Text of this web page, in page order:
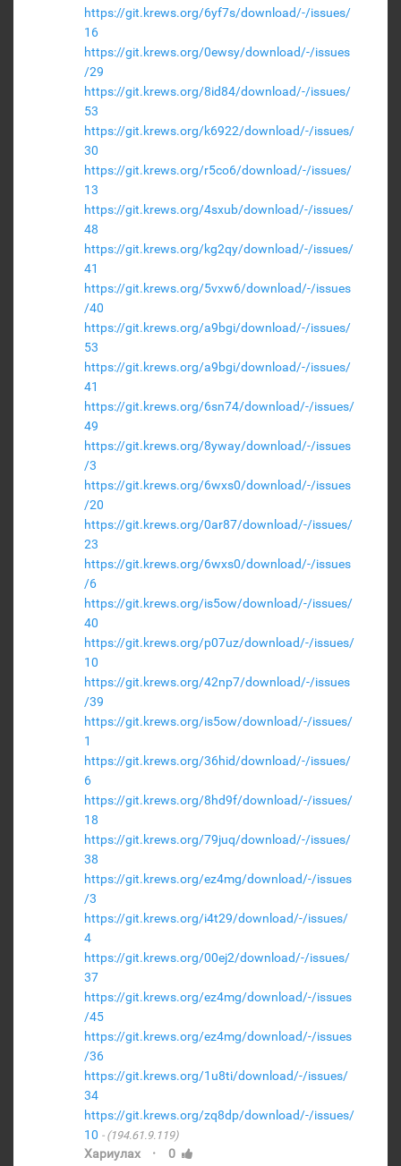
https://git.krews.org/6yf7s/download/-/issues/
16
https://git.krews.org/0ewsy/download/-/issues
/29
https://git.krews.org/8id84/download/-/issues/
53
https://git.krews.org/k6922/download/-/issues/
30
https://git.krews.org/r5co6/download/-/issues/
13
https://git.krews.org/4sxub/download/-/issues/
48
https://git.krews.org/kg2qy/download/-/issues/
41
https://git.krews.org/5vxw6/download/-/issues
/40
https://git.krews.org/a9bgi/download/-/issues/
53
https://git.krews.org/a9bgi/download/-/issues/
41
https://git.krews.org/6sn74/download/-/issues/
49
https://git.krews.org/8yway/download/-/issues
/3
https://git.krews.org/6wxs0/download/-/issues
/20
https://git.krews.org/0ar87/download/-/issues/
23
https://git.krews.org/6wxs0/download/-/issues
/6
https://git.krews.org/is5ow/download/-/issues/
40
https://git.krews.org/p07uz/download/-/issues/
10
https://git.krews.org/42np7/download/-/issues
/39
https://git.krews.org/is5ow/download/-/issues/
1
https://git.krews.org/36hid/download/-/issues/
6
https://git.krews.org/8hd9f/download/-/issues/
18
https://git.krews.org/79juq/download/-/issues/
38
https://git.krews.org/ez4mg/download/-/issues
/3
https://git.krews.org/i4t29/download/-/issues/
4
https://git.krews.org/00ej2/download/-/issues/
37
https://git.krews.org/ez4mg/download/-/issues
/45
https://git.krews.org/ez4mg/download/-/issues
/36
https://git.krews.org/1u8ti/download/-/issues/
34
https://git.krews.org/zq8dp/download/-/issues/
10
(194.61.9.119)
Хариулах · 0